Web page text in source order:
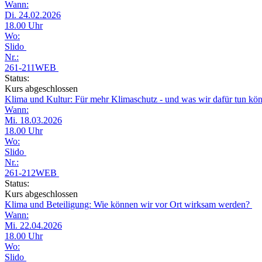
Wann:
Di. 24.02.2026
18.00 Uhr
Wo:
Slido
Nr.:
261-211WEB
Status:
Kurs abgeschlossen
Klima und Kultur: Für mehr Klimaschutz - und was wir dafür tun
Wann:
Mi. 18.03.2026
18.00 Uhr
Wo:
Slido
Nr.:
261-212WEB
Status:
Kurs abgeschlossen
Klima und Beteiligung: Wie können wir vor Ort wirksam werden?
Wann:
Mi. 22.04.2026
18.00 Uhr
Wo:
Slido